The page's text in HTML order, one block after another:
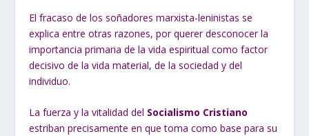
El fracaso de los soñadores marxista-leninistas se
explica entre otras razones, por querer desconocer la
importancia primaria de la vida espiritual como factor
decisivo de la vida material, de la sociedad y del
individuo.
La fuerza y la vitalidad del Socialismo Cristiano
estriban precisamente en que toma como base para su